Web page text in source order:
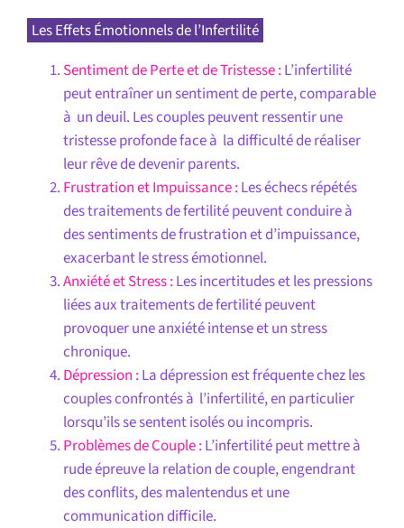
Les Effets Émotionnels de l’Infertilité
Sentiment de Perte et de Tristesse: L’infertilité
peut entraîner un sentiment de perte, comparable
à un deuil. Les couples peuvent ressentir une
tristesse profonde face à la difficulté de réaliser
leur rêve de devenir parents.
Frustration et Impuissance : Les échecs répétés
des traitements de fertilité peuvent conduire à
des sentiments de frustration et d’impuissance,
exacerbant le stress émotionnel.
Anxiété et Stress : Les incertitudes et les pressions
liées aux traitements de fertilité peuvent
provoquer une anxiété intense et un stress
chronique.
Dépression : La dépression est fréquente chez les
couples confrontés à l’infertilité, en particulier
lorsqu’ils se sentent isolés ou incompris.
Problèmes de Couple : L’infertilité peut mettre à
rude épreuve la relation de couple, engendrant
des conflits, des malentendus et une
communication difficile.